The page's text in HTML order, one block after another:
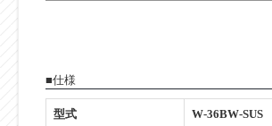
■仕様
型式 W-36BW-SUS